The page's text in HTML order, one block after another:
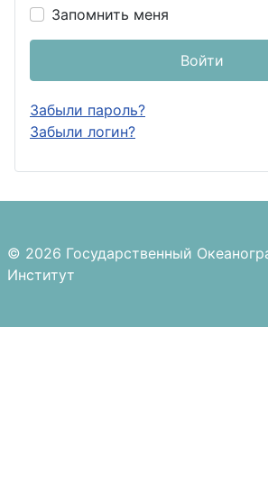
Запомнить меня
Войти
Забыли пароль?
Забыли логин?
© 2026 Государственный
Институт